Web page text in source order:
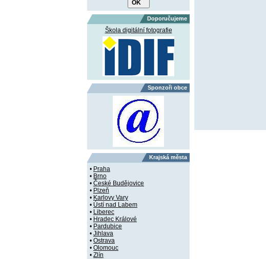
Doporučujeme
Škola digitální fotografie
Sponzoři obce
Krajská města
• Praha
• Brno
• České Budějovice
• Plzeň
• Karlovy Vary
• Ústí nad Labem
• Liberec
• Hradec Králové
• Pardubice
• Jihlava
• Ostrava
• Olomouc
• Zlín